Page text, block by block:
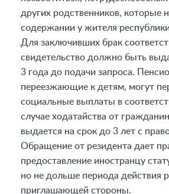
других родственников, которые
содержании у жителя
Для заключивших брак
свидетельство должно быть
3 года до подачи запроса.
переезжающие к детям, могут
социальные выплаты в
случае ходатайства от
выдается на срок до 3 лет с
Обращение от резидента дает
предоставление иностранцу
но не дольше периода действия
приглашающей стороны.